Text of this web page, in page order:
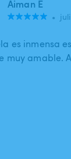
Aiman E
•
es inmensa
muy amable.